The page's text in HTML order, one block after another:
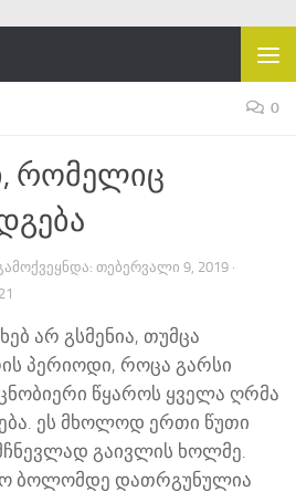
0
რომელიც
ᲗᲔᲑᲔᲠᲕᲐᲚᲘ 9, 2019 ·
არ გსმენია, თუმცა
პერიოდი, როცა გარსი
წყაროს ყველა ღრმა
ეს მხოლოდ ერთი წუთი
გაივლის ხოლმე.
ბოლომდე დათრგუნულია